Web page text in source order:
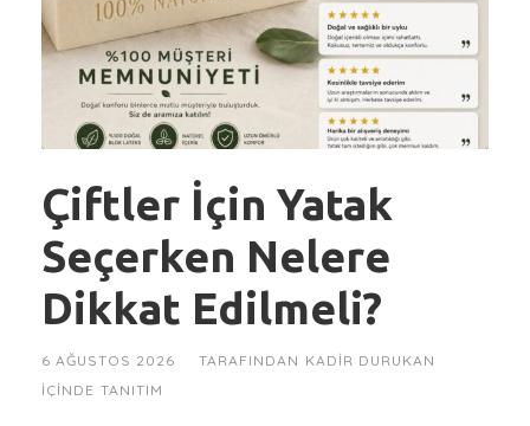
Çiftler İçin Yatak
Seçerken Nelere
Dikkat Edilmeli?
6 AĞUSTOS 2026 TARAFINDAN KADIR DURUKAN
IÇINDE TANITIM